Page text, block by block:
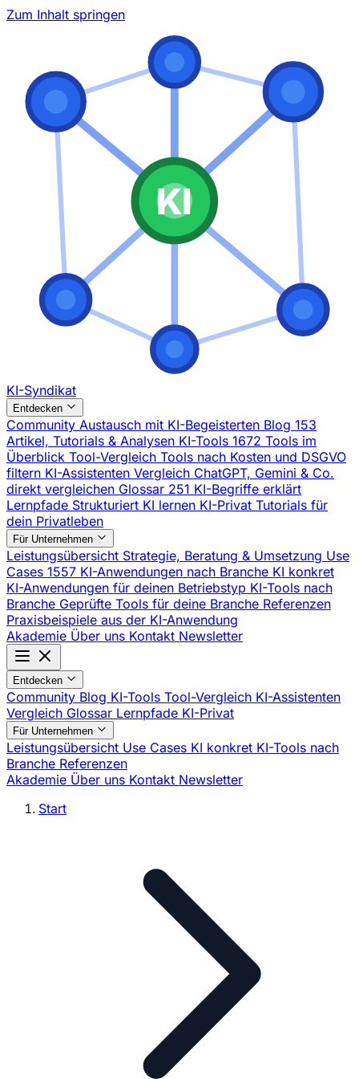
Zum Inhalt springen
KI
KI-Syndikat
Entdecken
Community Austausch mit KI-Begeisterten Blog 153
Artikel, Tutorials & Analysen KI-Tools 1672 Tools im
Überblick Tool-Vergleich Tools nach Kosten und DSGVO
filtern KI-Assistenten Vergleich ChatGPT, Gemini & Co.
direkt vergleichen Glossar 251 KI-Begriffe erklärt
Lernpfade Strukturiert KI lernen KI-Privat Tutorials für
dein Privatleben
Für Unternehmen
Leistungsübersicht Strategie, Beratung & Umsetzung Use
Cases 1557 KI-Anwendungen nach Branche KI konkret
KI-Anwendungen für deinen Betriebstyp KI-Tools nach
Branche Geprüfte Tools für deine Branche Referenzen
Praxisbeispiele aus der KI-Anwendung
Akademie Über uns Kontakt Newsletter
Entdecken
Community Blog KI-Tools Tool-Vergleich KI-Assistenten
Vergleich Glossar Lernpfade KI-Privat
Für Unternehmen
Leistungsübersicht Use Cases KI konkret KI-Tools nach
Branche Referenzen
Akademie Über uns Kontakt Newsletter
Start